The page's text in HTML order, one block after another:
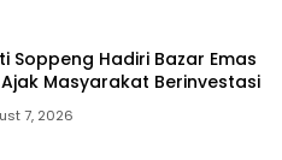
Soppeng Hadiri Bazar Emas
Masyarakat Berinvestasi
7, 2026